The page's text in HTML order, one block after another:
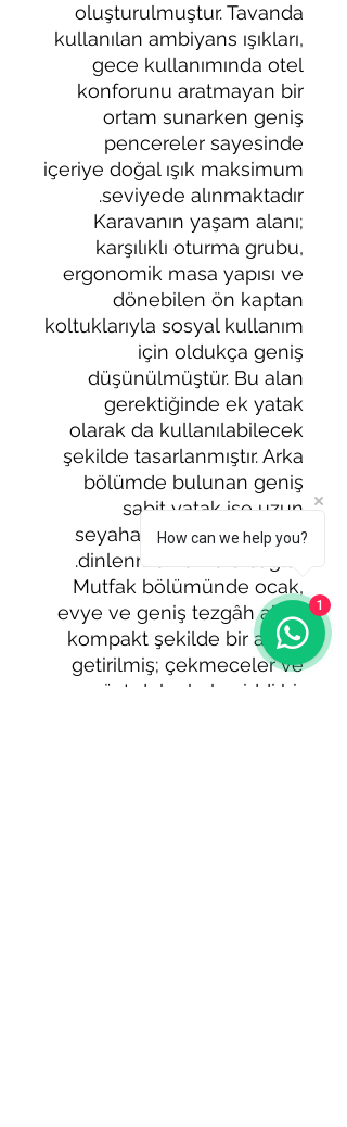
oluşturulmuştur. Tavanda
kullanılan ambiyans ışıkları,
gece kullanımında otel
konforunu aratmayan bir
ortam sunarken geniş
pencereler sayesinde
içeriye doğal ışık maksimum
seviyede alınmaktadır.
Karavanın yaşam alanı;
karşılıklı oturma grubu,
ergonomik masa yapısı ve
dönebilen ön kaptan
koltuklarıyla sosyal kullanım
için oldukça geniş
düşünülmüştür. Bu alan
gerektiğinde ek yatak
olarak da kullanılabilecek
şekilde tasarlanmıştır. Arka
bölümde bulunan geniş
sabit yatak ise uzun
seyahatlerde maksimum
dinlenme konforu sağlar.
Mutfak bölümünde ocak,
evye ve geniş tezgâh alanı
kompakt şekilde bir araya
getirilmiş; çekmeceler ve
üst dolaplarla ciddi bir
How can we help you?
1